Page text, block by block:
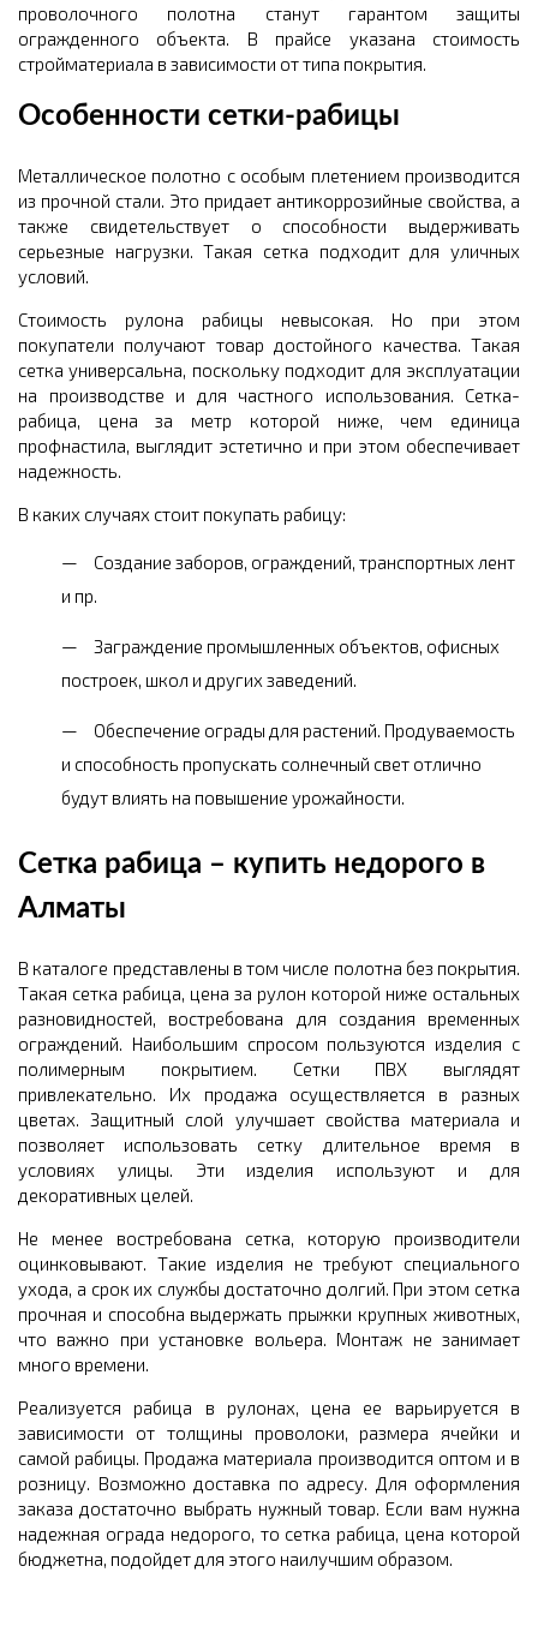
проволочного полотна станут гарантом защиты
огражденного объекта. В прайсе указана стоимость
стройматериала в зависимости от типа покрытия.
Особенности сетки-рабицы
Металлическое полотно с особым плетением производится
из прочной стали. Это придает антикоррозийные свойства, а
также свидетельствует о способности выдерживать
серьезные нагрузки. Такая сетка подходит для уличных
условий.
Стоимость рулона рабицы невысокая. Но при этом
покупатели получают товар достойного качества. Такая
сетка универсальна, поскольку подходит для эксплуатации
на производстве и для частного использования. Сетка-
рабица, цена за метр которой ниже, чем единица
профнастила, выглядит эстетично и при этом обеспечивает
надежность.
В каких случаях стоит покупать рабицу:
Создание заборов, ограждений, транспортных лент
и пр.
Заграждение промышленных объектов, офисных
построек, школ и других заведений.
Обеспечение ограды для растений. Продуваемость
и способность пропускать солнечный свет отлично
будут влиять на повышение урожайности.
Сетка рабица – купить недорого в
Алматы
В каталоге представлены в том числе полотна без покрытия.
Такая сетка рабица, цена за рулон которой ниже остальных
разновидностей, востребована для создания временных
ограждений. Наибольшим спросом пользуются изделия с
полимерным покрытием. Сетки ПВХ выглядят
привлекательно. Их продажа осуществляется в разных
цветах. Защитный слой улучшает свойства материала и
позволяет использовать сетку длительное время в
условиях улицы. Эти изделия используют и для
декоративных целей.
Не менее востребована сетка, которую производители
оцинковывают. Такие изделия не требуют специального
ухода, а срок их службы достаточно долгий. При этом сетка
прочная и способна выдержать прыжки крупных животных,
что важно при установке вольера. Монтаж не занимает
много времени.
Реализуется рабица в рулонах, цена ее варьируется в
зависимости от толщины проволоки, размера ячейки и
самой рабицы. Продажа материала производится оптом и в
розницу. Возможно доставка по адресу. Для оформления
заказа достаточно выбрать нужный товар. Если вам нужна
надежная ограда недорого, то сетка рабица, цена которой
бюджетна, подойдет для этого наилучшим образом.